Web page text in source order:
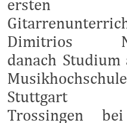
ersten
Dimitrios
danach Studium
Stuttgart
Trossingen